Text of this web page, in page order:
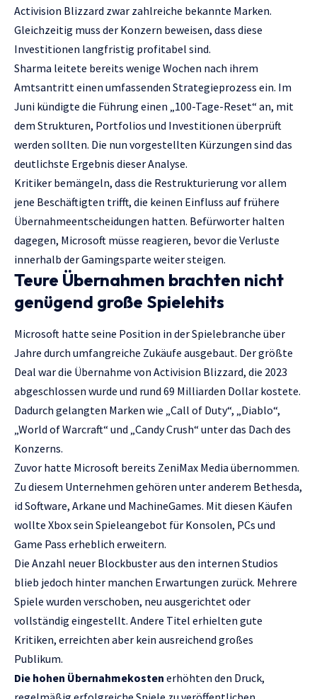
Activision Blizzard zwar zahlreiche bekannte Marken.
Gleichzeitig muss der Konzern beweisen, dass diese
Investitionen langfristig profitabel sind.
Sharma leitete bereits wenige Wochen nach ihrem
Amtsantritt einen umfassenden Strategieprozess ein. Im
Juni kündigte die Führung einen „100-Tage-Reset“ an, mit
dem Strukturen, Portfolios und Investitionen überprüft
werden sollten. Die nun vorgestellten Kürzungen sind das
deutlichste Ergebnis dieser Analyse.
Kritiker bemängeln, dass die Restrukturierung vor allem
jene Beschäftigten trifft, die keinen Einfluss auf frühere
Übernahmeentscheidungen hatten. Befürworter halten
dagegen, Microsoft müsse reagieren, bevor die Verluste
innerhalb der Gamingsparte weiter steigen.
Teure Übernahmen brachten nicht
genügend große Spielehits
Microsoft hatte seine Position in der Spielebranche über
Jahre durch umfangreiche Zukäufe ausgebaut. Der größte
Deal war die Übernahme von Activision Blizzard, die 2023
abgeschlossen wurde und rund 69 Milliarden Dollar kostete.
Dadurch gelangten Marken wie „Call of Duty“, „Diablo“,
„World of Warcraft“ und „Candy Crush“ unter das Dach des
Konzerns.
Zuvor hatte Microsoft bereits ZeniMax Media übernommen.
Zu diesem Unternehmen gehören unter anderem Bethesda,
id Software, Arkane und MachineGames. Mit diesen Käufen
wollte Xbox sein Spieleangebot für Konsolen, PCs und
Game Pass erheblich erweitern.
Die Anzahl neuer Blockbuster aus den internen Studios
blieb jedoch hinter manchen Erwartungen zurück. Mehrere
Spiele wurden verschoben, neu ausgerichtet oder
vollständig eingestellt. Andere Titel erhielten gute
Kritiken, erreichten aber kein ausreichend großes
Publikum.
Die hohen Übernahmekosten erhöhten den Druck,